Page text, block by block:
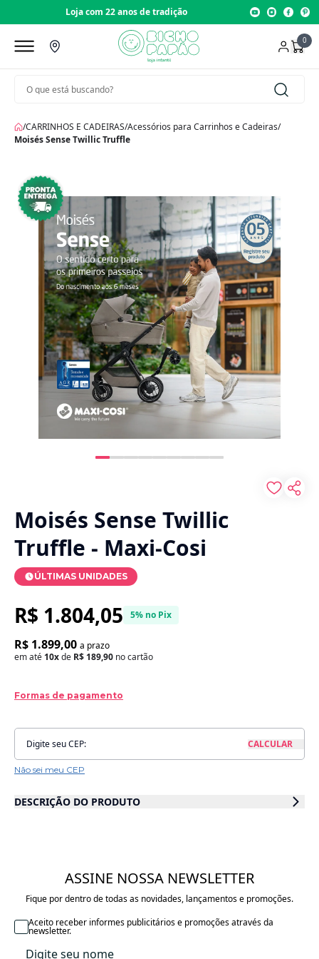
Loja com 22 anos de tradição
0
/CARRINHOS E CADEIRAS/Acessórios para Carrinhos e Cadeiras/
Moisés Sense Twillic Truffle
Moisés Sense Twillic
Truffle - Maxi-Cosi
ÚLTIMAS UNIDADES
R$ 1.804,05 5% no Pix
R$ 1.899,00 a prazo
em até 10xde R$ 189,90 no cartão
Formas de pagamento
Não sei meu CEP
DESCRIÇÃO DO PRODUTO
absoluto, segurança e bem-estar desde o nascimento, combinando
tecnologia avançada, design contemporâneo e materiais sustentáveis.
oferece um ambiente acolhedor tanto para o descanso em casa quanto
para passeios, sendo perfeito para a rotina moderna.
ASSINE NOSSA NEWSLETTER
Fique por dentro de todas as novidades, lançamentos e promoções.
Aceito receber informes publicitários e promoções através da
newsletter.